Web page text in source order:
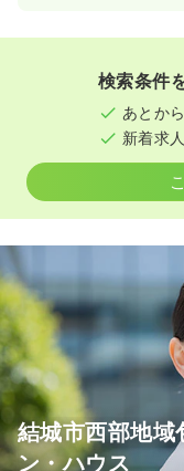
1,300
時間 8:30～17:30
気に
検索条件
あとか
新着求
結城市西部地域
ン・ハウス